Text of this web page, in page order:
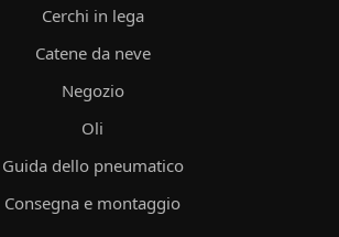
Cerchi in lega
Catene da neve
Negozio
Oli
Guida dello pneumatico
Consegna e montaggio